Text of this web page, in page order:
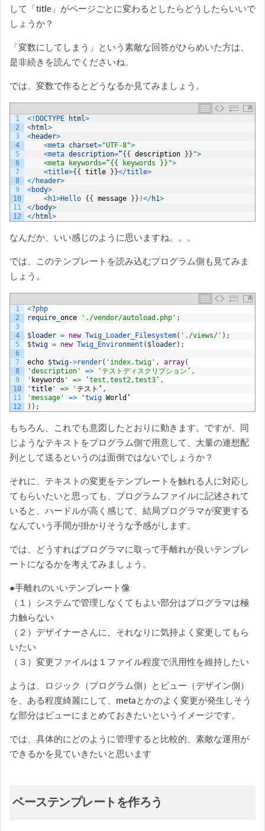
して「title」がページごとに変わるとしたらどうしたらいいで
しょうか？
「変数にしてしまう」という素敵な回答がひらめいた方は、
是非続きを読んでくださいね。
では、変数で作るとどうなるか見てみましょう。
1
2
3
4
5
6
7
8
9
10
11
12
< ! DOCTYPE html>
<html>
<header>
<meta charset="UTF-8">
<meta description=“{ { description } } ">
<meta keywords=“{{ keywords }}">
<title>{ { title } }</title>
</header>
<body>
<h1>Hello { { message } } !</h1>
</body>
</html>
なんだか、いい感じのように思いますね。。。
では、このテンプレートを読み込むプログラム側も見てみま
しょう。
1
2
3
4
5
6
7
8
9
10
11
12
<?php
require once './vendor/autoload.php' ;
$loader = new Twig_Loader_Filesystem( './views/' ) ;
$twig = new Twig_Environment ( $loader) ;
echo $twig->render( 'index.twig' , array(
'description'
=>
'テストディスクリプション’,
' keywords ' => ’test,test2,test3’,
'title ' => 'テスト’ ,
'message'
=> 'twig World ’
) ) ;
もちろん、これでも意図したとおりに動きます。ですが、同
じようなテキストをプログラム側で用意して、大量の連想配
列として送るというのは面倒ではないでしょうか？
それに、テキストの変更をテンプレートを触れる人に対応し
てもらいたいと思っても、プログラムファイルに記述されて
いると、ハードルが高く感じて、結局プログラマが変更する
なんていう手間が掛かりそうな予感がします。
では、どうすればプログラマに取って手離れが良いテンプレ
ートになるかを考えてみましょう。
●手離れのいいテンプレート像
（１）システムで管理しなくてもよい部分はプログラマは極
力触らない
（２）デザイナーさんに、それなりに気持よく変更してもら
いたい
（３）変更ファイルは１ファイル程度で汎用性を維持したい
ようは、ロジック（プログラム側）とビュー（デザイン側）
を、ある程度綺麗にして、metaとかのよく変更が発生しそう
な部分はビューにまとめておきたいというイメージです。
では、具体的にどのように管理すると比較的、素敵な運用が
できるかを見ていきたいと思います
ベーステンプレートを作ろう